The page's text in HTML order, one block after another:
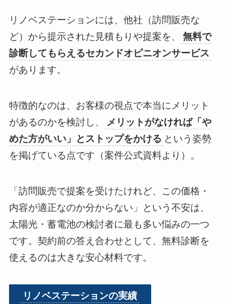
リノベステーションには、他社（訪問販売な
ど）から提示された見積もりや提案を、
無料で
診断してもらえるセカンドオピニオンサービス
があります。
特徴的なのは、お客様の視点で本当にメリット
があるのかを検討し、
メリットがなければ「や
めた方がいい」とストップをかける という姿勢
を掲げている点です（案件公式資料より）。
「訪問販売で提案を受けたけれど、この価格・
内容が適正なのか分からない」という不安は、
太陽光・蓄電池の検討者に最も多い悩みの一つ
です。契約前の答え合わせとして、無料診断を
使えるのは大きな安心材料です。
リノベステーションの実績